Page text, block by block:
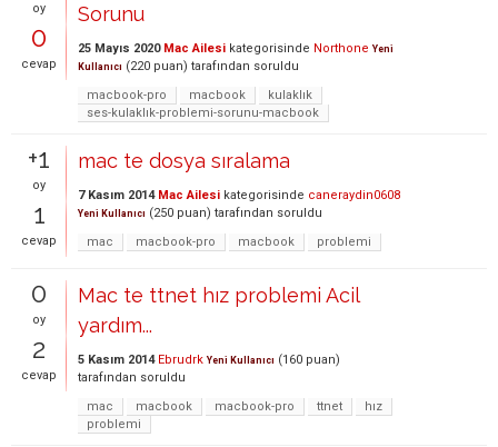
oy
0
cevap
Sorunu
25 Mayıs 2020 Mac Ailesi kategorisinde Northone Yeni
Kullanıcı (220 puan) tarafından soruldu
macbook-pro
macbook
kulaklık
ses-kulaklık-problemi-sorunu-macbook
+1
oy
1
cevap
mac te dosya sıralama
7 Kasım 2014 Mac Ailesi kategorisinde caneraydin0608
Yeni Kullanıcı (250 puan) tarafından soruldu
mac
macbook-pro macbook problemi
0
oy
2
cevap
Mac te ttnet hız problemi Acil
yardım...
5 Kasım 2014 Ebrudrk Yeni Kullanıcı (160 puan)
tarafından soruldu
mac
macbook macbook-pro ttnet
hız
problemi